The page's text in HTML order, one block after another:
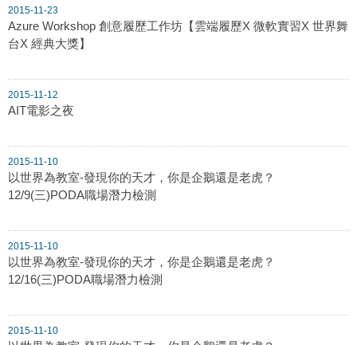
2015-11-23
Azure Workshop 創意履歷工作坊【雲端履歷X 微軟實習X 世界舞
台X 經典大獎】
2015-11-12
AIT電影之夜
2015-11-10
以世界為教室-發現你的天才，你是企鵝還是老虎？
12/9(三)PODA職場潛力檢測
2015-11-10
以世界為教室-發現你的天才，你是企鵝還是老虎？
12/16(三)PODA職場潛力檢測
2015-11-10